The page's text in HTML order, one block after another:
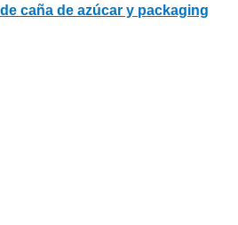
caña de azúcar y packaging